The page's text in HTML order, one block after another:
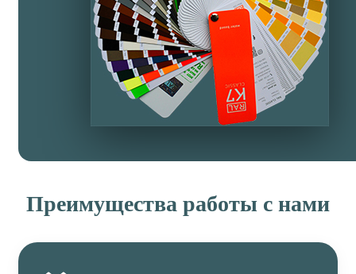
Преимущества работы с нами